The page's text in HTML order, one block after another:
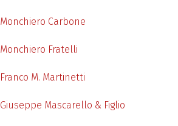
Monchiero Carbone
Monchiero Fratelli
Franco M. Martinetti
Giuseppe Mascarello & Figlio